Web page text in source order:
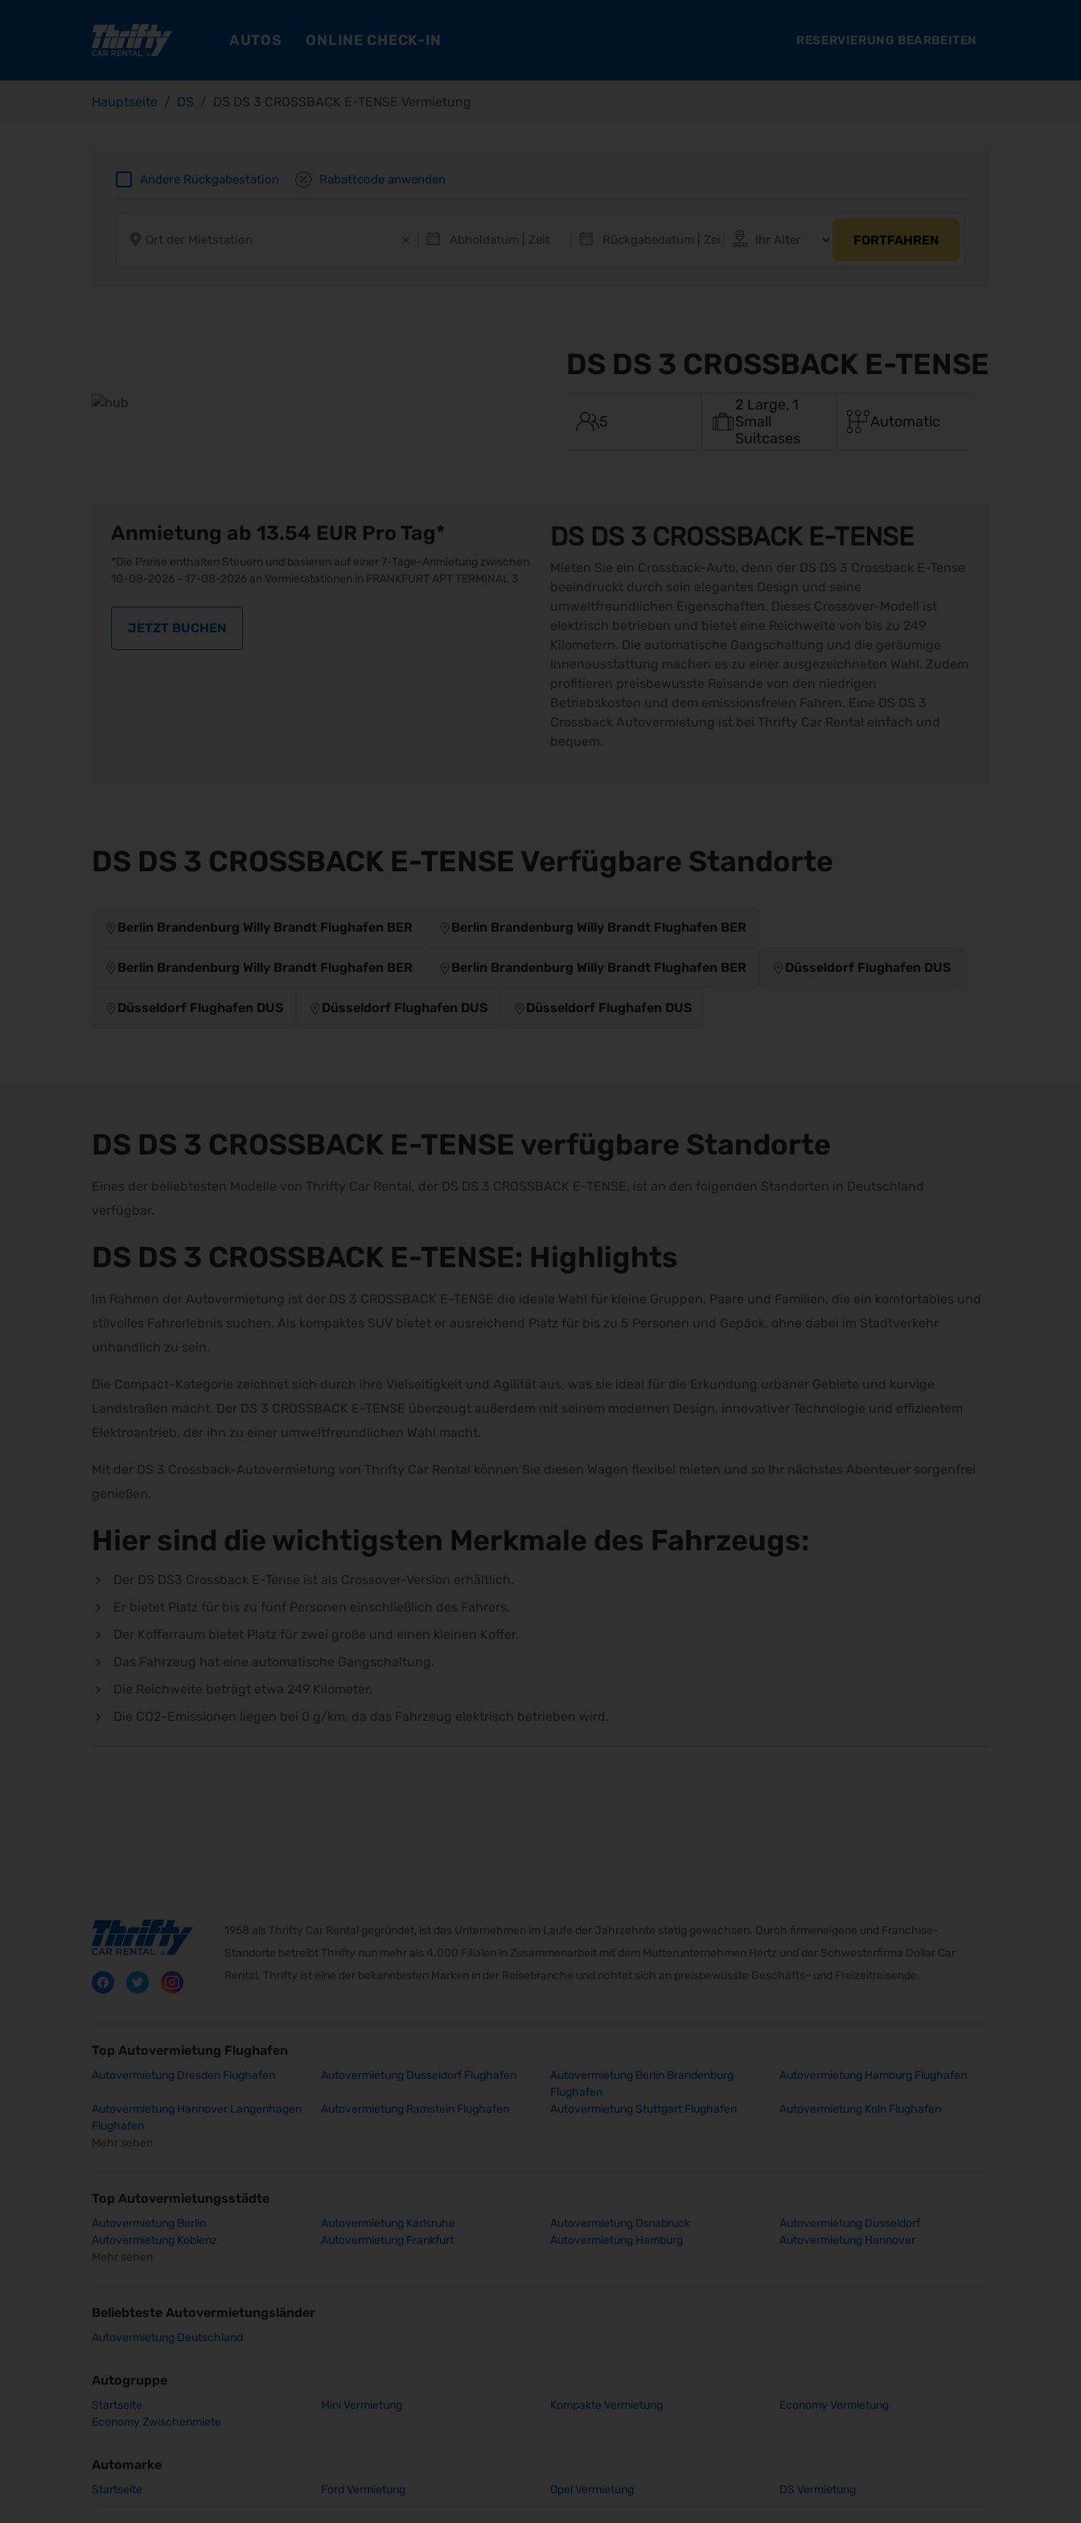
AUTOS ONLINE CHECK-IN RESERVIERUNG BEARBEITEN
Hauptseite DS DS DS 3 CROSSBACK E-TENSE Vermietung
Andere Rückgabestation Rabattcode anwenden
FORTFAHREN
DS DS 3 CROSSBACK E-TENSE
5
2 Large, 1
Small
Suitcases
Automatic
Anmietung ab 13.54 EUR Pro Tag*
*Die Preise enthalten Steuern und basieren auf einer 7-Tage-Anmietung zwischen
10-08-2026 - 17-08-2026 an Vermietstationen in FRANKFURT APT TERMINAL 3
JETZT BUCHEN
DS DS 3 CROSSBACK E-TENSE
Mieten Sie ein Crossback-Auto, denn der DS DS 3 Crossback E-Tense
beeindruckt durch sein elegantes Design und seine
umweltfreundlichen Eigenschaften. Dieses Crossover-Modell ist
elektrisch betrieben und bietet eine Reichweite von bis zu 249
Kilometern. Die automatische Gangschaltung und die geräumige
Innenausstattung machen es zu einer ausgezeichneten Wahl. Zudem
profitieren preisbewusste Reisende von den niedrigen
Betriebskosten und dem emissionsfreien Fahren. Eine DS DS 3
Crossback Autovermietung ist bei Thrifty Car Rental einfach und
bequem.
DS DS 3 CROSSBACK E-TENSE Verfügbare Standorte
Berlin Brandenburg Willy Brandt Flughafen BER Berlin Brandenburg Willy Brandt Flughafen BER
Berlin Brandenburg Willy Brandt Flughafen BER Berlin Brandenburg Willy Brandt Flughafen BER Düsseldorf Flughafen DUS
Düsseldorf Flughafen DUS Düsseldorf Flughafen DUS Düsseldorf Flughafen DUS
DS DS 3 CROSSBACK E-TENSE verfügbare Standorte
Eines der beliebtesten Modelle von Thrifty Car Rental, der DS DS 3 CROSSBACK E-TENSE, ist an den folgenden Standorten in Deutschland
verfügbar.
DS DS 3 CROSSBACK E-TENSE: Highlights
Im Rahmen der Autovermietung ist der DS 3 CROSSBACK E-TENSE die ideale Wahl für kleine Gruppen, Paare und Familien, die ein komfortables und
stilvolles Fahrerlebnis suchen. Als kompaktes SUV bietet er ausreichend Platz für bis zu 5 Personen und Gepäck, ohne dabei im Stadtverkehr
unhandlich zu sein.
Die Compact-Kategorie zeichnet sich durch ihre Vielseitigkeit und Agilität aus, was sie ideal für die Erkundung urbaner Gebiete und kurvige
Landstraßen macht. Der DS 3 CROSSBACK E-TENSE überzeugt außerdem mit seinem modernen Design, innovativer Technologie und effizientem
Elektroantrieb, der ihn zu einer umweltfreundlichen Wahl macht.
Mit der DS 3 Crossback-Autovermietung von Thrifty Car Rental können Sie diesen Wagen flexibel mieten und so Ihr nächstes Abenteuer sorgenfrei
genießen.
Hier sind die wichtigsten Merkmale des Fahrzeugs:
Der DS DS3 Crossback E-Tense ist als Crossover-Version erhältlich.
Er bietet Platz für bis zu fünf Personen einschließlich des Fahrers.
Der Kofferraum bietet Platz für zwei große und einen kleinen Koffer.
Das Fahrzeug hat eine automatische Gangschaltung.
Die Reichweite beträgt etwa 249 Kilometer.
Die CO2-Emissionen liegen bei 0 g/km, da das Fahrzeug elektrisch betrieben wird.
1958 als Thrifty Car Rental gegründet, ist das Unternehmen im Laufe der Jahrzehnte stetig gewachsen. Durch firmeneigene und Franchise-
Standorte betreibt Thrifty nun mehr als 4.000 Filialen in Zusammenarbeit mit dem Mutterunternehmen Hertz und der Schwesterfirma Dollar Car
Rental. Thrifty ist eine der bekanntesten Marken in der Reisebranche und richtet sich an preisbewusste Geschäfts- und Freizeitreisende.
Top Autovermietung Flughafen
Autovermietung Dresden Flughafen Autovermietung Dusseldorf Flughafen
Autovermietung Berlin Brandenburg
Flughafen
Autovermietung Hamburg Flughafen
Autovermietung Hannover Langenhagen
Flughafen
Autovermietung Ramstein Flughafen Autovermietung Stuttgart Flughafen Autovermietung Koln Flughafen
Mehr sehen
Top Autovermietungsstädte
Autovermietung Berlin Autovermietung Karlsruhe Autovermietung Osnabruck
Autovermietung Dusseldorf
Autovermietung Koblenz
Autovermietung Frankfurt Autovermietung Hamburg
Autovermietung Hannover
Mehr sehen
Beliebteste Autovermietungsländer
Autovermietung Deutschland
Autogruppe
Startseite Mini Vermietung Kompakte Vermietung
Economy Vermietung
Economy Zwischenmiete
Automarke
Startseite Ford Vermietung Opel Vermietung DS Vermietung